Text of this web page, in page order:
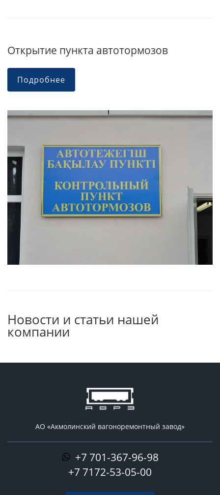
Открытие пункта автотормозов
Подробнее
Новости и статьи нашей
компании
АО «Акмолинский вагоноремонтный завод»
+7 701-367-96-98
+7 7172-53-05-00